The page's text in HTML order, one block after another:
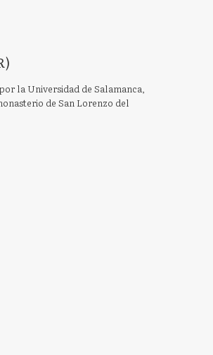
la Universidad de Salamanca,
de San Lorenzo del